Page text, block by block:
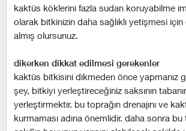
kaktüs köklerini fazla sudan koruyabilme
olarak bitkinizin daha sağlıklı yetişmesi
almış olursunuz.
dikerken dikkat edilmesi gerekenler
kaktüs bitkisini dikmeden önce yapmanız
şey, bitkiyi yerleştireceğiniz saksının
yerleştirmektir. bu toprağın drenajını ve
kurmaması adına önemlidir. daha sonra bu